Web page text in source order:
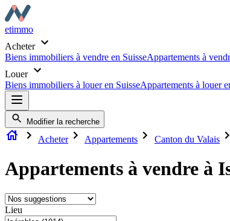
etimmo
Acheter
Biens immobiliers à vendre en SuisseAppartements à
Louer
Biens immobiliers à louer en SuisseAppartements à louer
Modifier la recherche
Acheter Appartements Canton du Valais
Appartements à vendre à
Lieu